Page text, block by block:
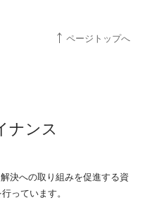
ページトップへ
ナンス
決への取り組みを促進する資
っています。